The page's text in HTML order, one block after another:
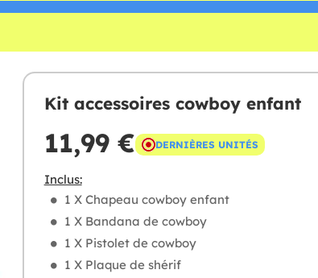
Kit accessoires cowboy enfant
11,99 € DERNIÈRES UNITÉS
Inclus:
1 X Chapeau cowboy enfant
1 X Bandana de cowboy
1 X Pistolet de cowboy
1 X Plaque de shérif